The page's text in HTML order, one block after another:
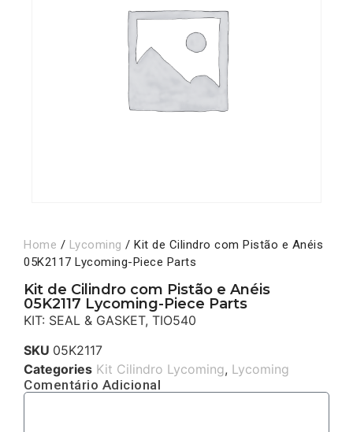
Home / Lycoming / Kit de Cilindro com Pistão e Anéis
05K2117 Lycoming-Piece Parts
Kit de Cilindro com Pistão e Anéis
05K2117 Lycoming-Piece Parts
KIT: SEAL & GASKET, TIO540
SKU 05K2117
Categories Kit Cilindro Lycoming, Lycoming
Comentário Adicional